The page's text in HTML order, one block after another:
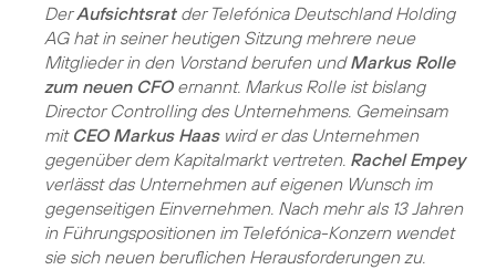
DerAufsichtsratder Telefónica Deutschland Holding
AG hat in seiner heutigen Sitzung mehrere neue
Mitglieder in den Vorstand berufen undMarkus Rolle
zum neuen CFOernannt. Markus Rolle ist bislang
Director Controlling des Unternehmens. Gemeinsam
mit CEO Markus Haaswird er das Unternehmen
gegenüber dem Kapitalmarkt vertreten. Rachel Empey
verlässt das Unternehmen auf eigenen Wunsch im
gegenseitigen Einvernehmen. Nach mehr als 13 Jahren
in Führungspositionen im Telefónica-Konzern wendet
sie sich neuen beruflichen Herausforderungen zu.